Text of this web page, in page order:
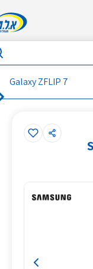
Galaxy ZFLIP 7